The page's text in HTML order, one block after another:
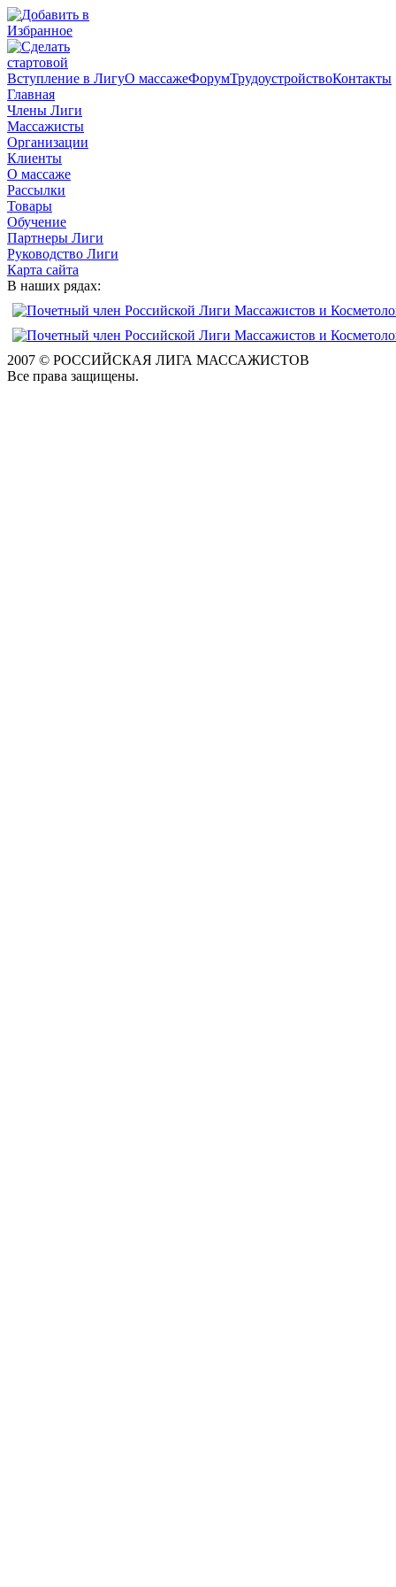
Вступление в ЛигуО массажеФорумТрудоустройствоКонтакты
Главная
Члены Лиги
Массажисты
Организации
Клиенты
О массаже
Рассылки
Товары
Обучение
Партнеры Лиги
Руководство Лиги
Карта сайта
В наших рядах:
2007 © РОССИЙСКАЯ ЛИГА МАССАЖИСТОВ
Все права защищены.